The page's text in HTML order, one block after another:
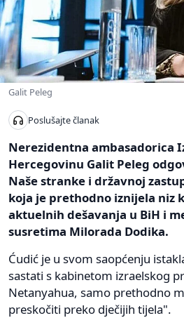
Galit Peleg
Poslušajte članak
Nerezidentna ambasadorica
Hercegovinu Galit Peleg
Naše stranke i državnoj
koja je prethodno iznijela niz
aktuelnih dešavanja u BiH i
susretima Milorada Dodika.
Ćudić je u svom saopćenju
sastati s kabinetom izraelskog
Netanyahua, samo prethodno
preskočiti preko dječijih tijela".